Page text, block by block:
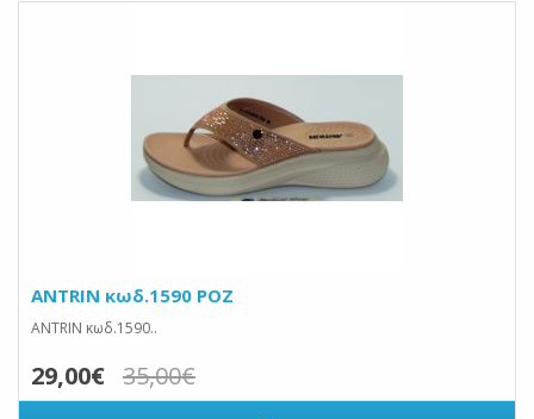
ANTRIN κωδ.1590 ΡΟΖ
ANTRIN κωδ.1590..
29,00€ 35,00€